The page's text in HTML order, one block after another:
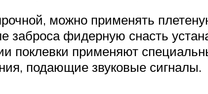
можно применять
фидерную снасть
поклевки применяют
подающие звуковые сигналы.